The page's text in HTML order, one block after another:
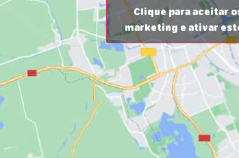
Clique para aceitar
marketing e ativar